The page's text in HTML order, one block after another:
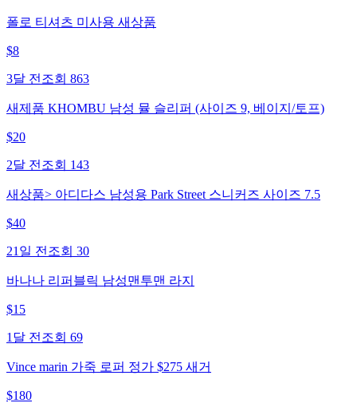
폴로 티셔츠 미사용 새상품
$8
3달 전 조회 863
새제품 KHOMBU 남성 뮬 슬리퍼 (사이즈 9, 베이지/토프)
$20
2달 전 조회 143
새상품> 아디다스 남성용 Park Street 스니커즈 사이즈 7.5
$40
21일 전 조회 30
바나나 리퍼블릭 남성맨투맨 라지
$15
1달 전 조회 69
Vince marin 가죽 로퍼 정가 $275 새거
$180